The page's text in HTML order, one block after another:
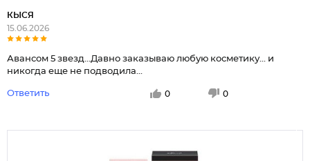
КЫСЯ
15.06.2026
Авансом 5 звезд...Давно заказываю любую косметику... и
никогда еще не подводила...
Ответить 0 0